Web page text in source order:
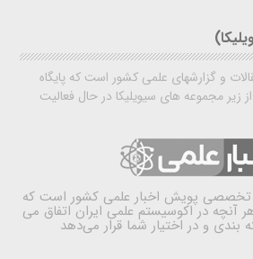
و گزارشهای علمی کشور است که پایگاه
زیر مجموعه های سیویلیکا در حال فعالیت
تخصصی پویش اخبار علمی کشور است که
در اکوسیستم علمی ایران اتفاق می
بندی و در اختیار شما قرار می‌دهد